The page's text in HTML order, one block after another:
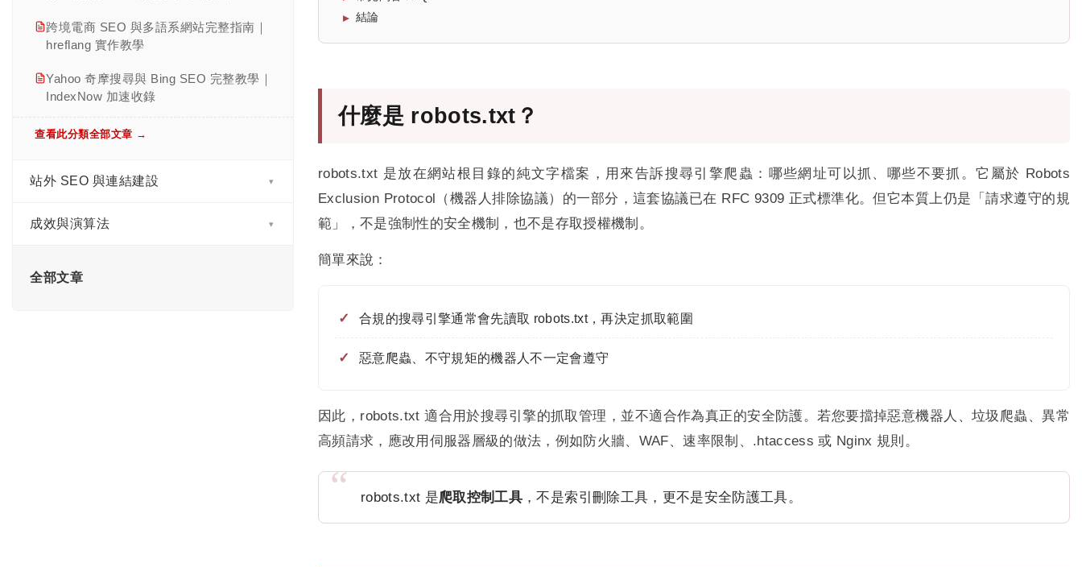
跨境電商 SEO 與多語系網站完整指南｜
hreflang 實作教學
Yahoo 奇摩搜尋與 Bing SEO 完整教學｜
IndexNow 加速收錄
查看此分類全部文章 →
站外 SEO 與連結建設 ▾
反向連結是什麼? SEO 完整指南:價值評
錨點文字是什麼? 完整指南:6 種類型、健
成效與演算法 ▾
罕見地說了「不打什麼」
全部文章
結論
什麼是 robots.txt？
robots.txt 是放在網站根目錄的純文字檔案，用來告訴搜尋引擎爬蟲：哪些網址可以抓、哪些不要抓。它屬於 Robots
Exclusion Protocol（機器人排除協議）的一部分，這套協議已在 RFC 9309 正式標準化。但它本質上仍是「請求遵守的規
範」，不是強制性的安全機制，也不是存取授權機制。
簡單來說：
合規的搜尋引擎通常會先讀取 robots.txt，再決定抓取範圍
惡意爬蟲、不守規矩的機器人不一定會遵守
因此，robots.txt 適合用於搜尋引擎的抓取管理，並不適合作為真正的安全防護。若您要擋掉惡意機器人、垃圾爬蟲、異常
高頻請求，應改用伺服器層級的做法，例如防火牆、WAF、速率限制、.htaccess 或 Nginx 規則。
robots.txt 是爬取控制工具 ，不是索引刪除工具，更不是安全防護工具。